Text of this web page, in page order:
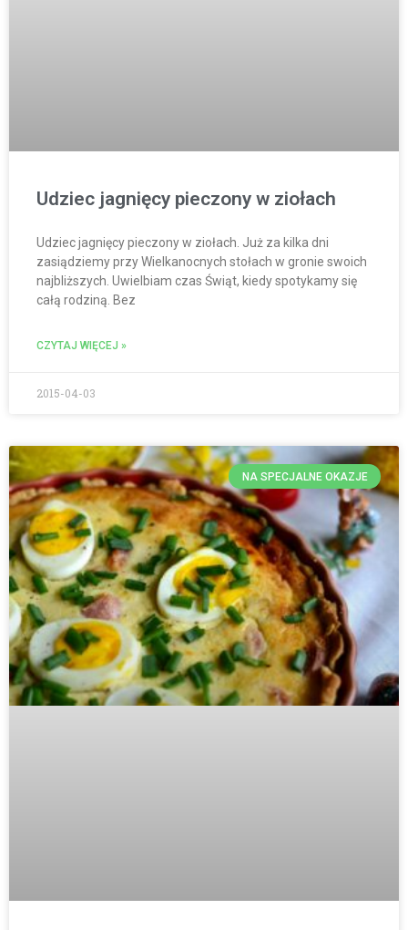
Udziec jagnięcy pieczony w ziołach
Udziec jagnięcy pieczony w ziołach. Już za kilka dni
zasiądziemy przy Wielkanocnych stołach w gronie swoich
najbliższych. Uwielbiam czas Świąt, kiedy spotykamy się
całą rodziną. Bez
CZYTAJ WIĘCEJ »
2015-04-03
NA SPECJALNE OKAZJE